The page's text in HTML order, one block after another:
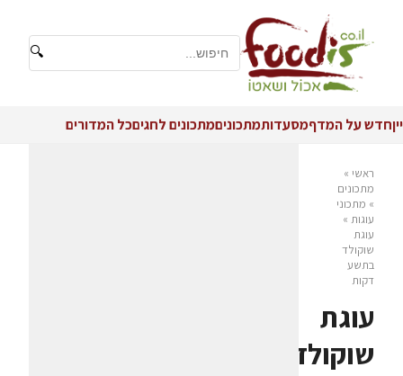
🔍
ייןחדש על המדףמסעדותמתכוניםמתכונים לחגיםכל המדורים
ראשי »
מתכונים
» מתכוני
עוגות »
עוגת
שוקולד
בתשע
דקות
עוגת
שוקולד